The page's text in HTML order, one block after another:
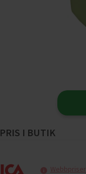
PRIS I BUTIK
Webbpriser